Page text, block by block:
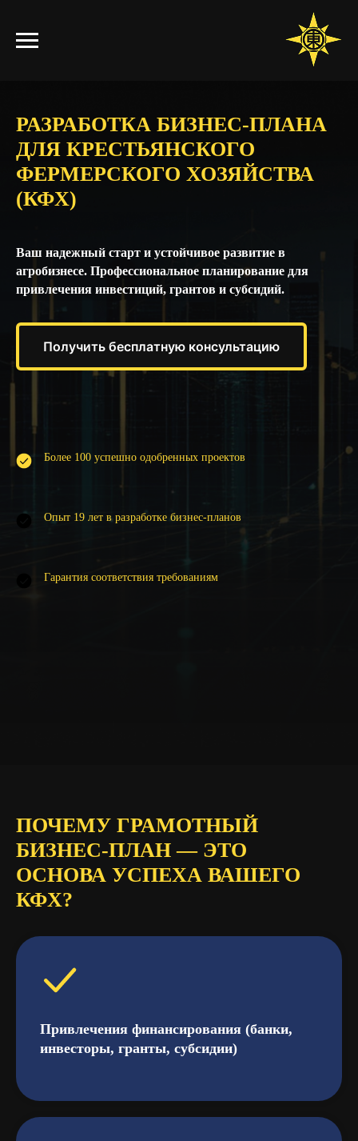
РАЗРАБОТКА БИЗНЕС-ПЛАНА
ДЛЯ КРЕСТЬЯНСКОГО
ФЕРМЕРСКОГО ХОЗЯЙСТВА
(КФХ)
Ваш надежный старт и устойчивое развитие в
агробизнесе. Профессиональное планирование для
привлечения инвестиций, грантов и субсидий.
Получить бесплатную консультацию
Более 100 успешно одобренных проектов
Опыт 19 лет в разработке бизнес-планов
Гарантия соответствия требованиям
ПОЧЕМУ ГРАМОТНЫЙ
БИЗНЕС-ПЛАН — ЭТО
ОСНОВА УСПЕХА ВАШЕГО
КФХ?
Привлечения финансирования (банки,
инвесторы, гранты, субсидии)